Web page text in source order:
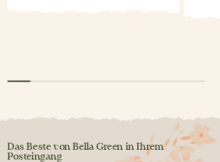
Das Beste von Bella Green in Ihrem
Posteingang